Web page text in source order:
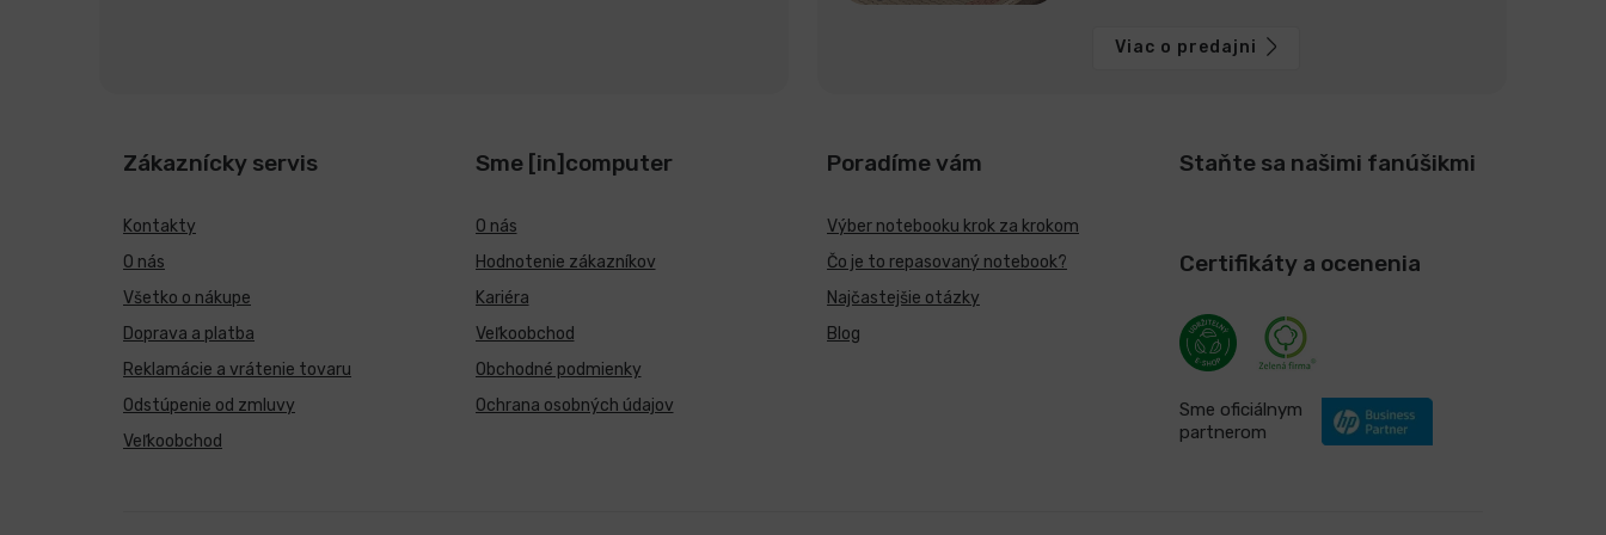
Viac o predajni
Zákaznícky servis
Kontakty
O nás
Všetko o nákupe
Doprava a platba
Reklamácie a vrátenie tovaru
Odstúpenie od zmluvy
Veľkoobchod
Sme [in]computer
O nás
Hodnotenie zákazníkov
Kariéra
Veľkoobchod
Obchodné podmienky
Ochrana osobných údajov
Poradíme vám
Výber notebooku krok za krokom
Čo je to repasovaný notebook?
Najčastejšie otázky
Blog
Staňte sa našimi fanúšikmi
Certifikáty a ocenenia
Sme oficiálnym
partnerom